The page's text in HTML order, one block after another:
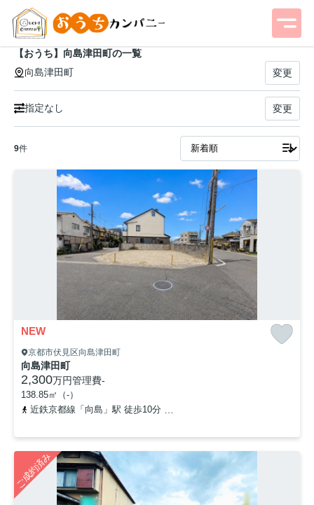
【おうち】向島津田町の一覧
向島津田町
変更
指定なし 変更
9件
NEW
京都市伏見区向島津田町
向島津田町
2,300万円管理費-
138.85㎡（-）
近鉄京都線「向島」駅 徒歩10分
ご成約済み